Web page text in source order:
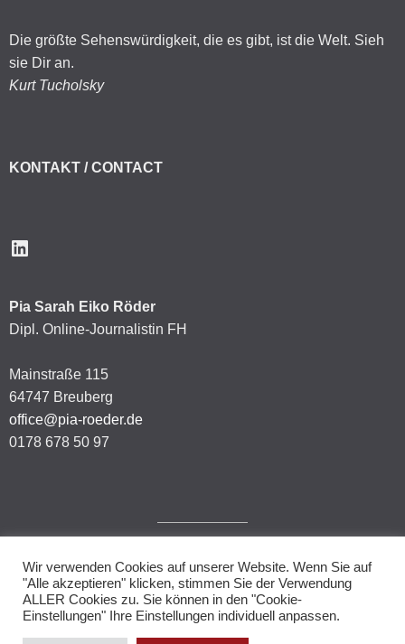
Die größte Sehenswürdigkeit, die es gibt, ist die Welt. Sieh
sie Dir an.
Kurt Tucholsky
KONTAKT / CONTACT
LinkedIn
Pia Sarah Eiko Röder
Dipl. Online-Journalistin FH
Mainstraße 115
64747 Breuberg
office@pia-roeder.de
0178 678 50 97
Impressum
Datenschutzerklärung
Wir verwenden Cookies auf unserer Website. Wenn Sie auf
"Alle akzeptieren" klicken, stimmen Sie der Verwendung
ALLER Cookies zu. Sie können in den "Cookie-
Einstellungen" Ihre Einstellungen individuell anpassen.